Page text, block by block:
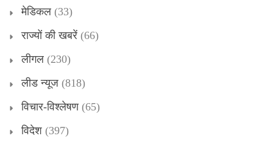
मेडिकल (33)
राज्यों की खबरें (66)
लीगल (230)
लीड न्यूज (818)
विचार-विश्लेषण(65)
विदेश (397)